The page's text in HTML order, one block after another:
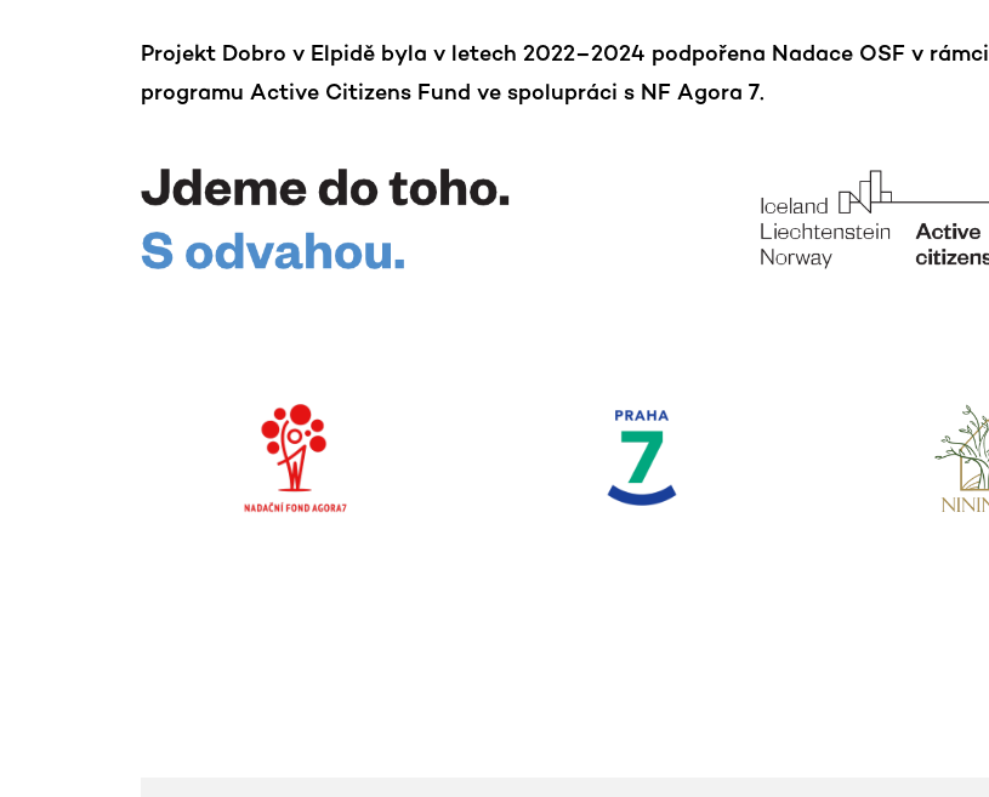
Projekt Dobro v Elpidě byla v letech 2022–2024 podpořena Nadace OSF v rámci
programu Active Citizens Fund ve spolupráci s NF Agora 7.